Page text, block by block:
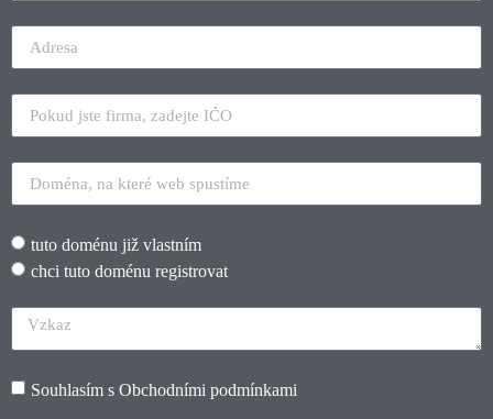
tuto doménu již vlastním
chci tuto doménu registrovat
Souhlasím s Obchodními podmínkami